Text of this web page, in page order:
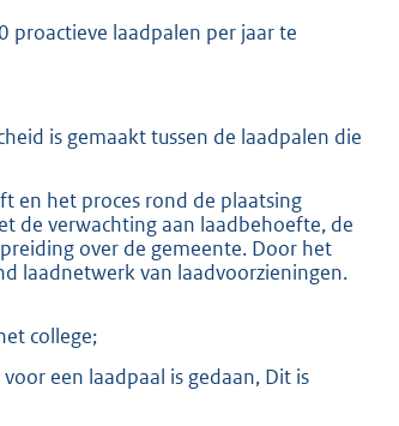
proactieve laadpalen per jaar te
is gemaakt tussen de laadpalen die
en het proces rond de plaatsing
de verwachting aan laadbehoefte, de
over de gemeente. Door het
laadnetwerk van laadvoorzieningen.
college;
een laadpaal is gedaan, Dit is